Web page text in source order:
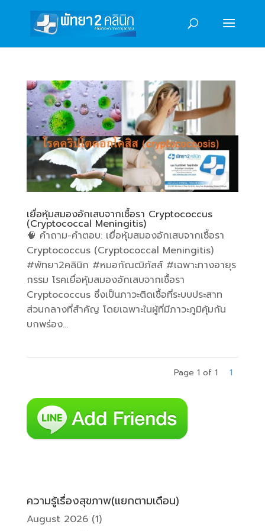
เยื่อหุ้มสมองอักเสบจากเชื้อรา Cryptococcus
(Cryptococcal Meningitis)
🧠 คำถาม-คำตอบ: เยื่อหุ้มสมองอักเสบจากเชื้อรา
Cryptococcus (Cryptococcal Meningitis)
#พัทยา2คลินิก #หมอกัณฒิภัสส์ #เฉพาะทางอายุร
กรรม โรคเยื่อหุ้มสมองอักเสบจากเชื้อรา
Cryptococcus ซึ่งเป็นภาวะติดเชื้อที่ระบบประสาท
ส่วนกลางที่สำคัญ โดยเฉพาะในผู้ที่มีภาวะภูมิคุ้มกัน
บกพร่อง...
Page 1 of 1 1
ความรู้เรื่องสุขภาพ(แยกตามเดือน)
August 2026(1)